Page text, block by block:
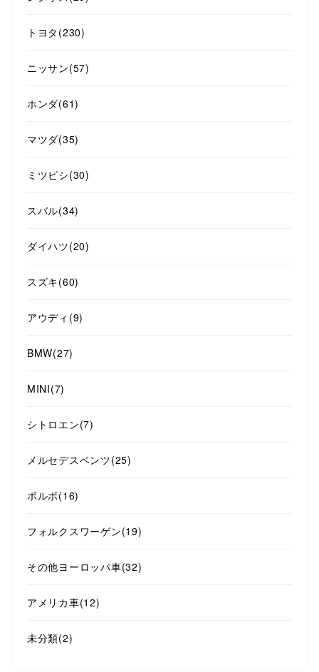
トヨタ (230)
ニッサン(57)
ホンダ(61)
マツダ(35)
ミツビシ(30)
スバル(34)
ダイハツ(20)
スズキ(60)
アウディ (9)
BMW(27)
MINI(7)
シトロエン(7)
メルセデスベンツ(25)
ボルボ(16)
フォルクスワーゲン(19)
その他ヨーロッパ車(32)
アメリカ車(12)
未分類(2)